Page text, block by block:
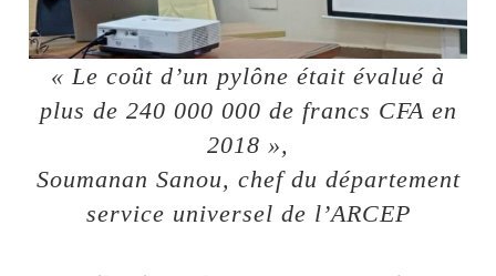
« Le coût d’un pylône était évalué à
plus de 240 000 000 de francs CFA en
2018 »,
Soumanan Sanou, chef du département
service universel de l’ARCEP